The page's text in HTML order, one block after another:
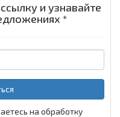
и узнавайте
*
на обработку